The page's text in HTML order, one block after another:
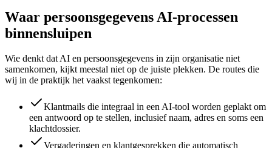
Waar persoonsgegevens AI-processen
binnensluipen
Wie denkt dat AI en persoonsgegevens in zijn organisatie niet
samenkomen, kijkt meestal niet op de juiste plekken. De routes die
wij in de praktijk het vaakst tegenkomen:
Klantmails die integraal in een AI-tool worden geplakt om
een antwoord op te stellen, inclusief naam, adres en soms een
klachtdossier.
Vergaderingen en klantgesprekken die automatisch